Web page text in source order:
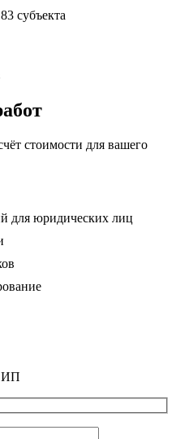
субъекта
стоимости для вашего
для юридических лиц
ИП